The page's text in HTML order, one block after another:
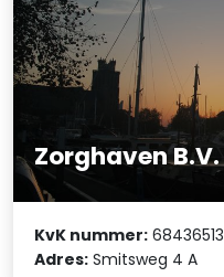
Zorghaven B.V.
KvK nummer: 68436513
Adres: Smitsweg 4 A